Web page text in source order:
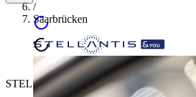
STELLANTIS &YOU SAARBRÜCKEN
/
Saarbrücken